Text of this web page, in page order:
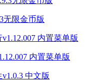
无限金币版
内置菜单版